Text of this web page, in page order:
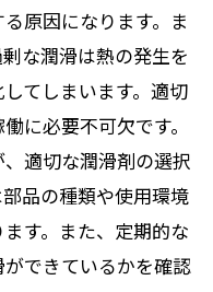
原因になります。ま
な潤滑は熱の発生を
てしまいます。適切
に必要不可欠です。
適切な潤滑剤の選択
品の種類や使用環境
す。また、定期的な
できているかを確認